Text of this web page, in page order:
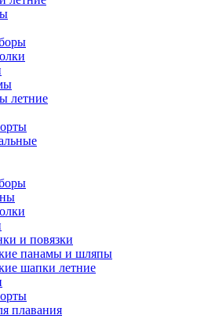
летние
и повязки
панамы и шляпы
шапки летние
плавания